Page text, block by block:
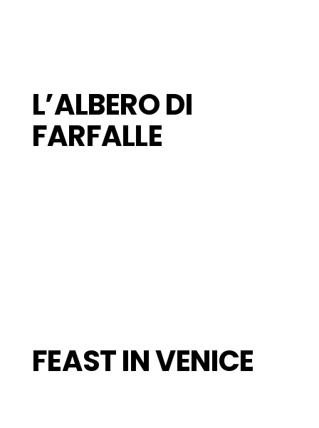
L’ALBERO DI
FARFALLE
FEAST IN VENICE